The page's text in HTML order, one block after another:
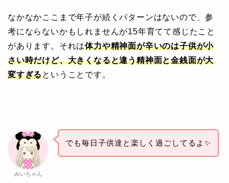
なかなかここまで年子が続くパターンはないので、参
考にならないかもしれませんが15年育てて感じたこと
があります。それは体力や精神面が辛いのは子供が小
さい時だけど、大きくなると違う精神面と金銭面が大
変すぎるということです。
みいちゃん
でも毎日子供達と楽しく過ごしてるよ✨